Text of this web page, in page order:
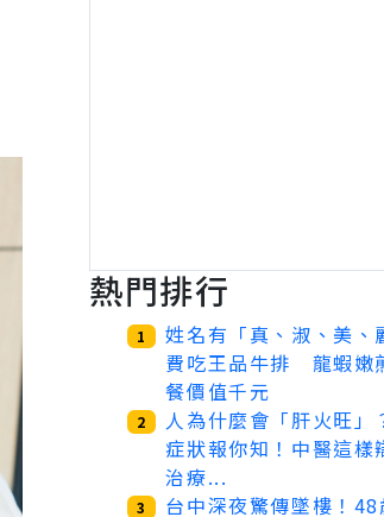
熱門排行
1
姓名有「真、淑、美、
費吃王品牛排 龍蝦嫩
餐價值千元
2
人為什麼會「肝火旺」
症狀報你知！中醫這樣
治療...
3
台中深夜驚傳墜樓！48